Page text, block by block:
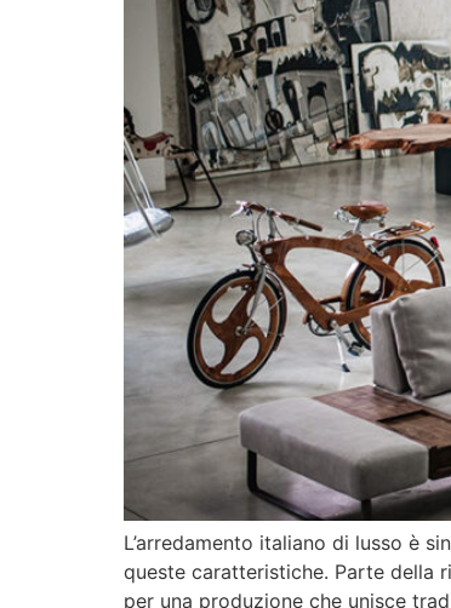
L’arredamento italiano di lusso è
queste caratteristiche. Parte della
per una produzione che unisce